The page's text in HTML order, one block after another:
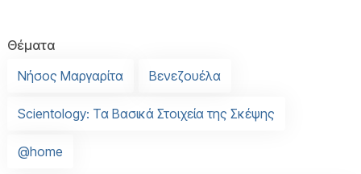
Θέματα
Νήσος Μαργαρίτα
Βενεζουέλα
Scientology: Τα Βασικά Στοιχεία της Σκέψης
@home